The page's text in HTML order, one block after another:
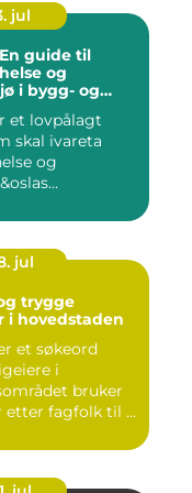
jul
guide til
og
i bygg- og
et lovpålagt
skal ivareta
og
jul
trygge
i hovedstaden
et søkeord
i
bruker
etter fagfolk til ...